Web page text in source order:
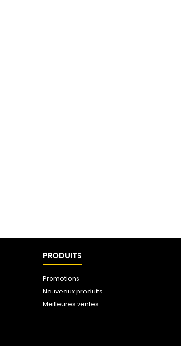
PRODUITS
Promotions
Nouveaux produits
Meilleures ventes